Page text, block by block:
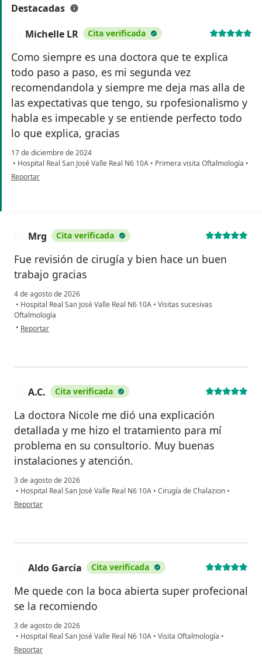
Destacadas
Michelle LR Cita verificada
Como siempre es una doctora que te explica
todo paso a paso, es mi segunda vez
recomendandola y siempre me deja mas alla de
las expectativas que tengo, su rpofesionalismo y
habla es impecable y se entiende perfecto todo
lo que explica, gracias
17 de diciembre de 2024
• Hospital Real San José Valle Real N6 10A • Primera visita Oftalmología •
en opinión del usuario Michelle LR
Reportar
Mrg Cita verificada
Fue revisión de cirugía y bien hace un buen
trabajo gracias
4 de agosto de 2026
• Hospital Real San José Valle Real N6 10A • Visitas sucesivas
Oftalmología
• en opinión del usuario Mrg
Reportar
A.C. Cita verificada
La doctora Nicole me dió una explicación
detallada y me hizo el tratamiento para mí
problema en su consultorio. Muy buenas
instalaciones y atención.
3 de agosto de 2026
• Hospital Real San José Valle Real N6 10A • Cirugía de Chalazion •
en opinión del usuario A.C.
Reportar
Aldo García Cita verificada
Me quede con la boca abierta super profecional
se la recomiendo
3 de agosto de 2026
• Hospital Real San José Valle Real N6 10A • Visita Oftalmología •
en opinión del usuario Aldo García
Reportar